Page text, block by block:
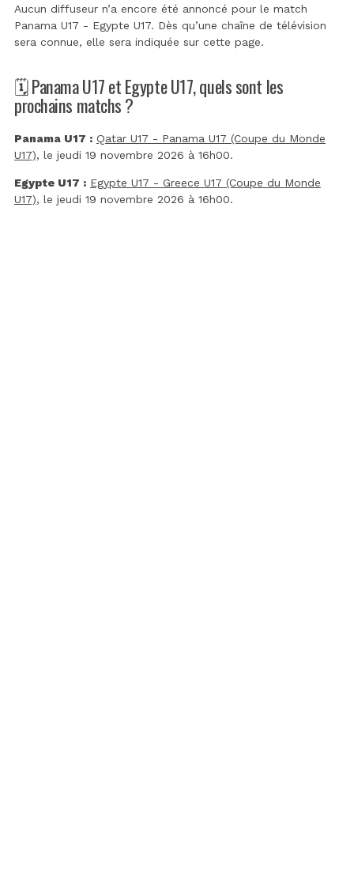
Aucun diffuseur n’a encore été annoncé pour le match
Panama U17 - Egypte U17. Dès qu’une chaîne de télévision
sera connue, elle sera indiquée sur cette page.
🗓️ Panama U17 et Egypte U17, quels sont les
prochains matchs ?
Panama U17 : Qatar U17 - Panama U17 (Coupe du Monde
U17), le jeudi 19 novembre 2026 à 16h00.
Egypte U17 : Egypte U17 - Greece U17 (Coupe du Monde
U17), le jeudi 19 novembre 2026 à 16h00.